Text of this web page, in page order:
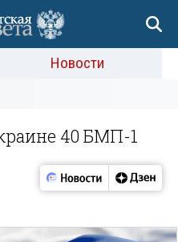
Новости
40 БМП-1